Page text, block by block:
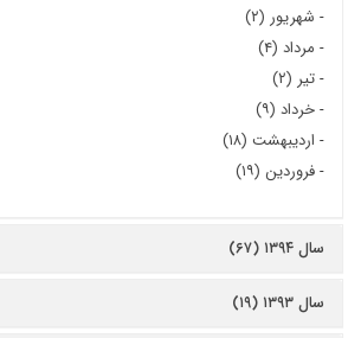
- شهریور (۲)
- مرداد (۴)
-تیر (۲)
-خرداد (۹)
- اردیبهشت (۱۸)
-فروردین (۱۹)
سال ۱۳۹۴ (۶۷)
سال ۱۳۹۳ (۱۹)